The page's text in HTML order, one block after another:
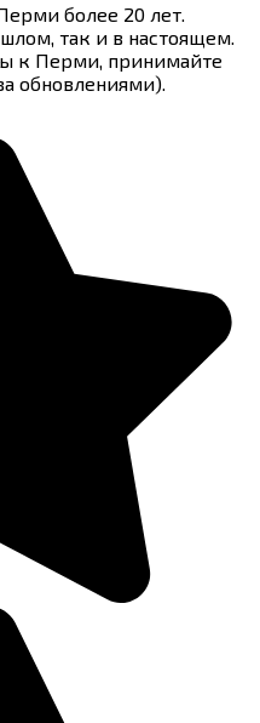
более 20 лет.
так и в настоящем.
к Перми, принимайте
обновлениями).